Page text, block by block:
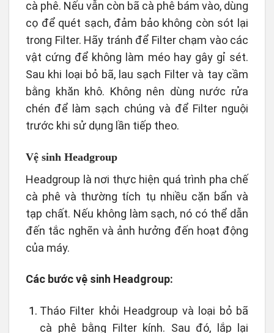
cà phê. Nếu vẫn còn bã cà phê bám vào, dùng
cọ để quét sạch, đảm bảo không còn sót lại
trong Filter. Hãy tránh để Filter chạm vào các
vật cứng để không làm méo hay gây gỉ sét.
Sau khi loại bỏ bã, lau sạch Filter và tay cầm
bằng khăn khô. Không nên dùng nước rửa
chén để làm sạch chúng và để Filter nguội
trước khi sử dụng lần tiếp theo.
Vệ sinh Headgroup
Headgroup là nơi thực hiện quá trình pha chế
cà phê và thường tích tụ nhiều cặn bẩn và
tạp chất. Nếu không làm sạch, nó có thể dẫn
đến tắc nghẽn và ảnh hưởng đến hoạt động
của máy.
Các bước vệ sinh Headgroup:
Tháo Filter khỏi Headgroup và loại bỏ bã
cà phê bằng Filter kính. Sau đó, lắp lại